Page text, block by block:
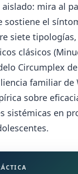
mira al
sostiene el
siete
clásicos
Circumplex
familiar de
sobre
sistémicas en